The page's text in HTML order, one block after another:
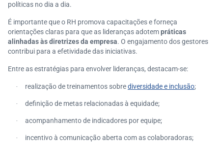
políticas no dia a dia.
É importante que o RH promova capacitações e forneça
orientações claras para que as lideranças adotempráticas
alinhadas às diretrizes da empresa. O engajamento dos gestores
contribui para a efetividade das iniciativas.
Entre as estratégias para envolver lideranças, destacam-se:
· realização de treinamentos sobrediversidade e inclusão;
· definição de metas relacionadas à equidade;
· acompanhamento de indicadores por equipe;
· incentivo à comunicação aberta com as colaboradoras;